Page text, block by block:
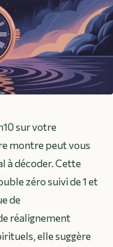
sur votre
montre peut vous
à décoder. Cette
zéro suivi de 1 et
de
réalignement
elle suggère